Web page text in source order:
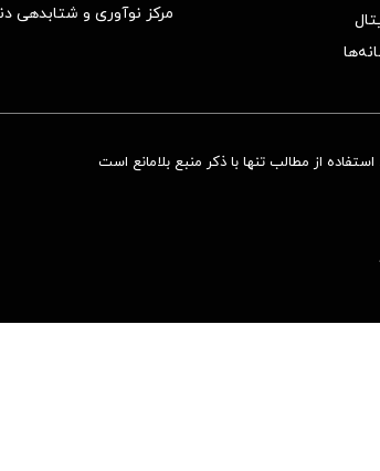
مرکز نوآوری و شتابدهی
از مطالب تنها با ذکر منبع بلامانع است